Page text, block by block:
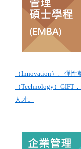
（Innovation）、彈
（Technology）GIFT
人才。